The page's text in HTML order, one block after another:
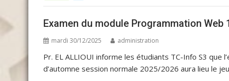
Examen du module Programmation
mardi 30/12/2025 administration
Pr. EL ALLIOUI informe les étudiants TC-Info S3 que
d’automne session normale 2025/2026 aura lieu le